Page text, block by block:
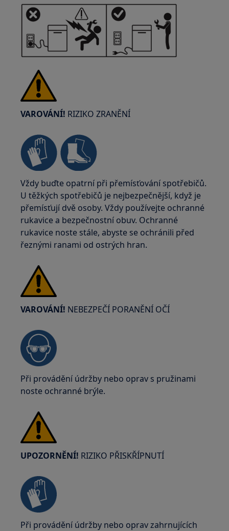
VAROVÁNÍ! RIZIKO ZRANĚNÍ
Vždy buďte opatrní při přemísťování spotřebičů.
U těžkých spotřebičů je nejbezpečnější, když je
přemísťují dvě osoby. Vždy používejte ochranné
rukavice a bezpečnostní obuv. Ochranné
rukavice noste stále, abyste se ochránili před
řeznými ranami od ostrých hran.
VAROVÁNÍ! NEBEZPEČÍ PORANĚNÍ OČÍ
Při provádění údržby nebo oprav s pružinami
noste ochranné brýle.
UPOZORNĚNÍ! RIZIKO PŘISKŘÍPNUTÍ
Při provádění údržby nebo oprav zahrnujících